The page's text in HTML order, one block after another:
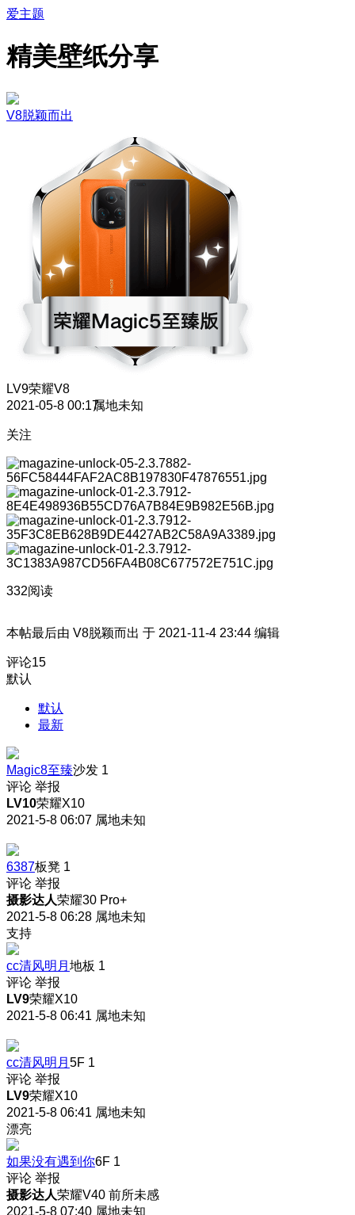
爱主题
精美壁纸分享
V8脱颖而出
LV9荣耀V8
2021-05-8 00:17属地未知
关注
332阅读
本帖最后由 V8脱颖而出 于 2021-11-4 23:44 编辑
评论15
默认
默认
最新
Magic8至臻沙发 1
评论 举报
LV10荣耀X10
2021-5-8 06:07 属地未知
6387板凳 1
评论 举报
摄影达人荣耀30 Pro+
2021-5-8 06:28 属地未知
支持
cc清风明月 地板 1
评论 举报
LV9荣耀X10
2021-5-8 06:41 属地未知
cc清风明月 5F 1
评论 举报
LV9荣耀X10
2021-5-8 06:41 属地未知
漂亮
如果没有遇到你6F 1
评论 举报
摄影达人荣耀V40 前所未感
2021-5-8 07:40 属地未知